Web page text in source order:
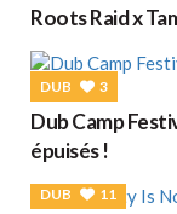
Roots Raid x
DUB 3
Dub Camp
épuisés !
DUB 11